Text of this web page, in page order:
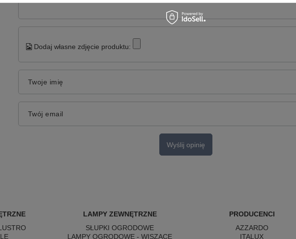
Dodaj własne zdjęcie produktu:
Twoje imię
Twój email
Wyślij opinię
LAMPY ZEWNĘTRZNE
SŁUPKI OGRODOWE
LAMPY OGRODOWE - WISZĄCE
PRODUCENCI
AZZARDO
ITALUX